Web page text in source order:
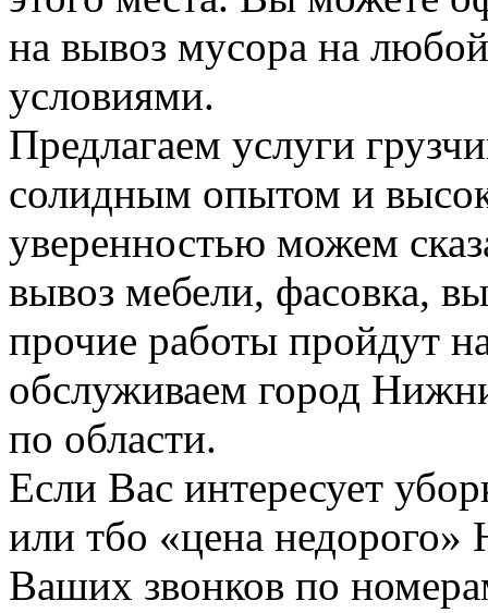
на вывоз мусора на
условиями.
Предлагаем услуги
солидным опытом и
уверенностью можем
вывоз мебели, фасовка,
прочие работы пройдут
обслуживаем город
по области.
Если Вас интересует
или тбо «цена
Ваших звонков по